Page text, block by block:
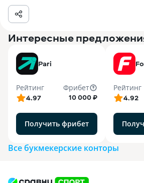
Интересные
Pari
Рейтинг
4.97
Фрибет
10 000 ₽
Получить фрибет
Рейтинг
4.92
Все букмекерские конторы